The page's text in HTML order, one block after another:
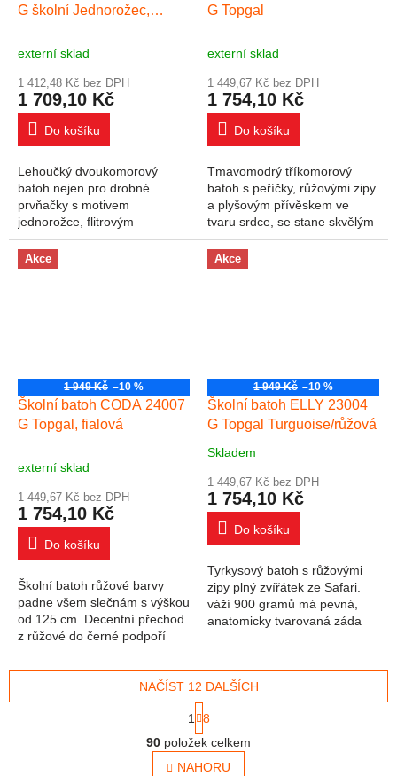
G školní Jednorožec,
externí sklad
1 412,48 Kč bez DPH
1 709,10 Kč
Do košíku
Lehoučký dvoukomorový
batoh nejen pro drobné
prvňačky s motivem
jednorožce, flitrovým
přívěskem a třpytkami. Batoh
váží pouhých 0,88 kg! Model
ENDY je ideální pro dívky od...
G Topgal
externí sklad
1 449,67 Kč bez DPH
1 754,10 Kč
Do košíku
Tmavomodrý tříkomorový
batoh s peříčky, růžovými zipy
a plyšovým přívěskem ve
tvaru srdce, se stane skvělým
společníkem do první až páté
třídy. váží pouhý kilogram má
pevná...
Akce
1 949 Kč –10 %
Školní batoh CODA 24007
G Topgal, fialová
externí sklad
1 449,67 Kč bez DPH
1 754,10 Kč
Do košíku
Školní batoh růžové barvy
padne všem slečnám s výškou
od 125 cm. Decentní přechod
z růžové do černé podpoří
každodenním outfitem.
Akce
1 949 Kč –10 %
Školní batoh ELLY 23004
G Topgal Turguoise/růžová
Průměrné hodnocení produktu je
Skladem
1 449,67 Kč bez DPH
1 754,10 Kč
Do košíku
Tyrkysový batoh s růžovými
zipy plný zvířátek ze Safari.
váží 900 gramů má pevná,
anatomicky tvarovaná záda
nastavitelná hrudní...
Ovládací prvky výpisu
NAČÍST 12 DALŠÍCH
1
8
90 položek celkem
NAHORU